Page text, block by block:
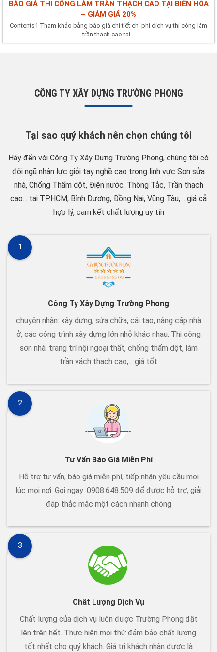
BÁO GIÁ THI CÔNG LÀM TRẦN THẠCH CAO TẠI BIÊN HÒA
– GIẢM GIÁ 20%
Contents1 Tham khảo bảng báo giá chi tiết chi phí dịch vụ thi công làm
trần thạch cao tại...
CÔNG TY XÂY DỰNG TRƯỜNG PHONG
Tại sao quý khách nên chọn chúng tôi
Hãy đến với Công Ty Xây Dựng Trường Phong, chúng tôi có
đội ngũ nhân lực giỏi tay nghề cao trong linh vực Sơn sửa
nhà, Chống Thấm dột, Điện nước, Thông Tắc, Trần thạch
cao... tại TP.HCM, Bình Dương, Đồng Nai, Vũng Tàu,… giá cả
hợp lý, cam kết chất lượng uy tín
Công Ty Xây Dựng Trường Phong
chuyên nhận: xây dựng, sửa chữa, cải tạo, nâng cấp nhà
ở, các công trình xây dựng lớn nhỏ khác nhau. Thi công
sơn nhà, trang trí nội ngoại thất, chống thấm dột, làm
trần vách thạch cao,... giá tốt
1
Tư Vấn Báo Giá Miễn Phí
Hỗ trợ tư vấn, báo giá miễn phí, tiếp nhận yêu cầu mọi
lúc mọi nơi. Gọi ngay: 0908.648.509 để được hỗ trợ, giải
đáp thắc mắc một cách nhanh chóng
2
Chất Lượng Dịch Vụ
Chất lượng của dịch vụ luôn được Trường Phong đặt
lên trên hết. Thực hiện mọi thứ đảm bảo chất lượng
tốt nhất cho quý khách. Giá trị khách nhận được là
3